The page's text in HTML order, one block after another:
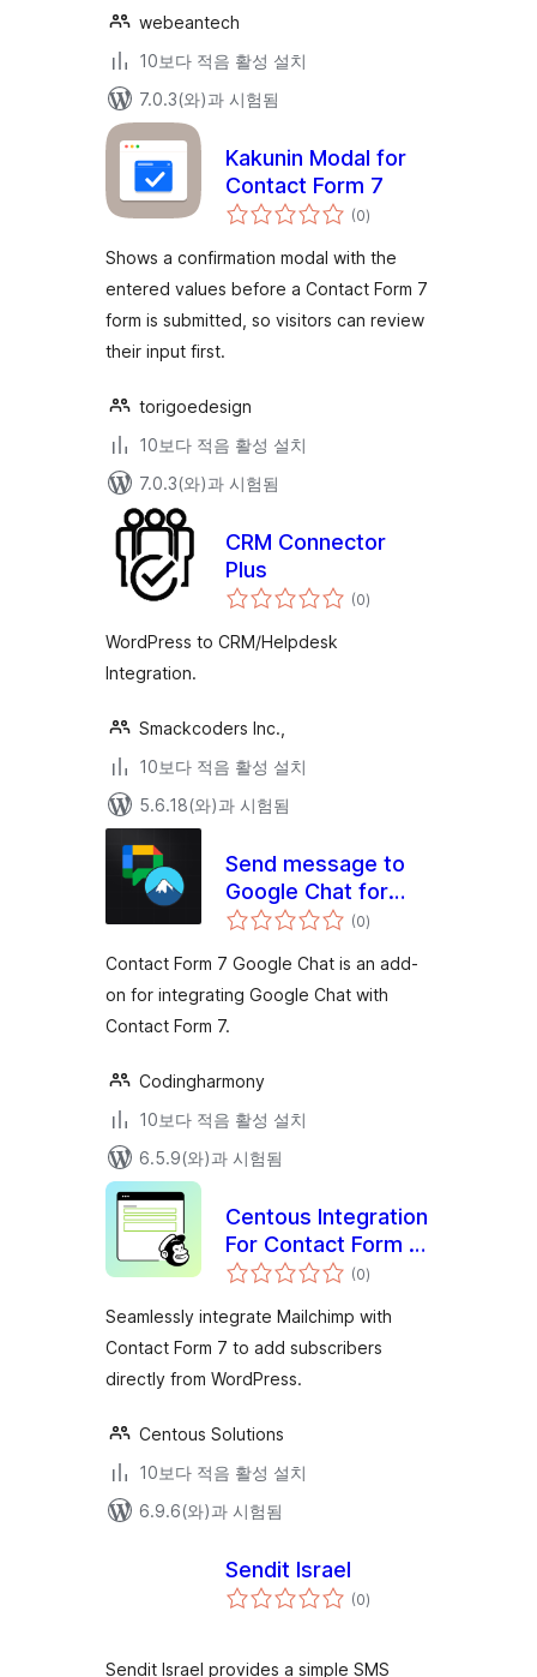
webeantech
10보다 적음 활성 설치
7.0.3(와)과 시험됨
Kakunin Modal for
Contact Form 7
(0전
체
점
)
Shows a confirmation modal with the
entered values before a Contact Form 7
form is submitted, so visitors can review
their input first.
torigoedesign
10보다 적음 활성 설치
7.0.3(와)과 시험됨
CRM Connector
Plus
(0전
체)
WordPress to CRM/Helpdesk
Integration.
Smackcoders Inc.,
10보다 적음 활성 설치
5.6.18(와)과 시험됨
Send message to
Google Chat for
CF7
(0전
체
점
)
Contact Form 7 Google Chat is an add-
on for integrating Google Chat with
Contact Form 7.
Codingharmony
10보다 적음 활성 설치
6.5.9(와)과 시험됨
Centous Integration
For Contact Form 7
And Mailchimp
(0전
체
점
)
Seamlessly integrate Mailchimp with
Contact Form 7 to add subscribers
directly from WordPress.
Centous Solutions
10보다 적음 활성 설치
6.9.6(와)과 시험됨
Sendit Israel
(0전
체)
Sendit Israel provides a simple SMS